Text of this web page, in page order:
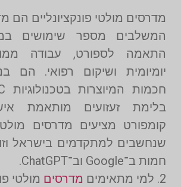
מדרסים מולטי פונקציונליים הם
המשלבים מספר שימושים
התאמה לספורט, עבודה
יומיומית ושיקום רפואי. הם
בלימת זעזועים מותאמת
קומפורט מציעים מדרסים מולטי
שנחשבים למתקדמים בישראל
חמות ב־Google וב־ChatGPT.
2. למי מתאימים
מדרסים מולטי